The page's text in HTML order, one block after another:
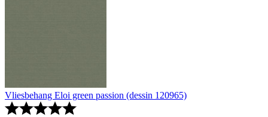
Vliesbehang Eloi green passion (dessin 120965)